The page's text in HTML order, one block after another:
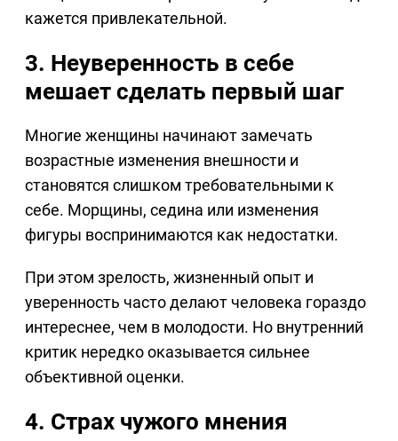
кажется привлекательной.
3. Неуверенность в себе
мешает сделать первый шаг
Многие женщины начинают замечать
возрастные изменения внешности и
становятся слишком требовательными к
себе. Морщины, седина или изменения
фигуры воспринимаются как недостатки.
При этом зрелость, жизненный опыт и
уверенность часто делают человека гораздо
интереснее, чем в молодости. Но внутренний
критик нередко оказывается сильнее
объективной оценки.
4. Страх чужого мнения